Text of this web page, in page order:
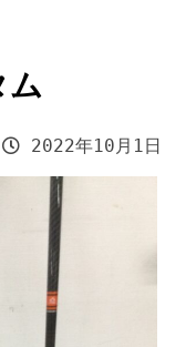
2022年10月1日